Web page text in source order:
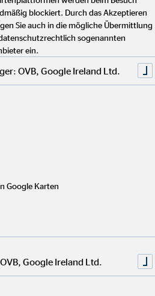
90
finanzberatung.de
das Schlichtungsverfahren
wenn seiner Beschwerde durch
seiner Zufriedenheit abgeholfen
seine Beschwerde
bearbeitet hat.
der
blockiert. Durch das Akzeptieren
Sie auch in die mögliche Übermittlung
sogenannten
ein.
OVB, Google Ireland Ltd.
Google Karten
Google Ireland Ltd.